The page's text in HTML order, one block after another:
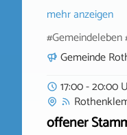
mehr anzeigen
Gemeinde
17:00 - 20:00
offener